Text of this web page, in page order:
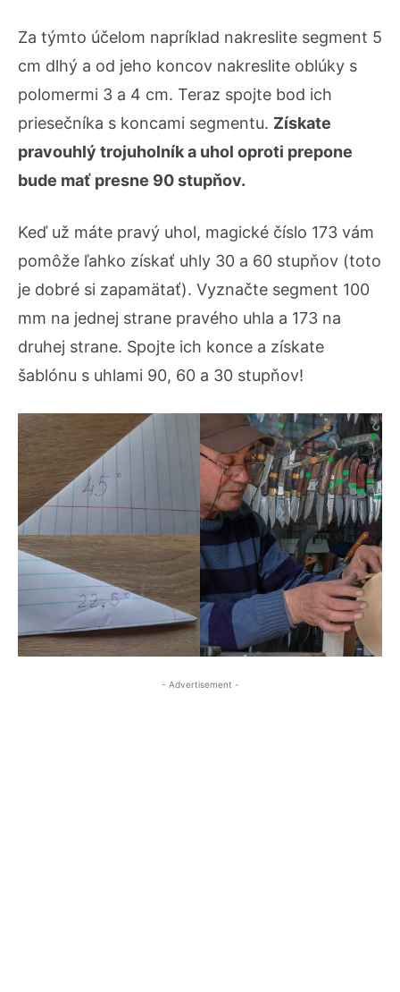
Za týmto účelom napríklad nakreslite segment 5
cm dlhý a od jeho koncov nakreslite oblúky s
polomermi 3 a 4 cm. Teraz spojte bod ich
priesečníka s koncami segmentu. Získate
pravouhlý trojuholník a uhol oproti prepone
bude mať presne 90 stupňov.
Keď už máte pravý uhol, magické číslo 173 vám
pomôže ľahko získať uhly 30 a 60 stupňov (toto
je dobré si zapamätať). Vyznačte segment 100
mm na jednej strane pravého uhla a 173 na
druhej strane. Spojte ich konce a získate
šablónu s uhlami 90, 60 a 30 stupňov!
- Advertisement -